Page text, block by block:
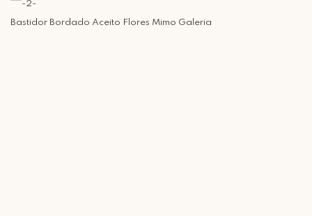
Bastidor Bordado Aceito Flores Mimo Galeria